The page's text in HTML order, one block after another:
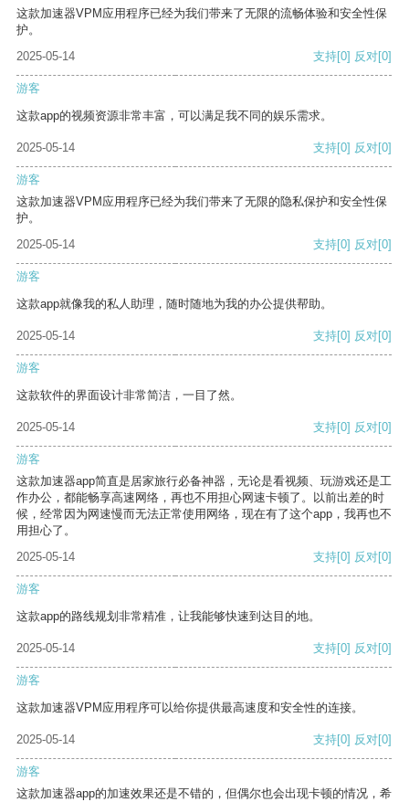
这款加速器VPM应用程序已经为我们带来了无限的流畅体验和安全性保
护。
2025-05-14
支持[0] 反对[0]
游客
这款app的视频资源非常丰富，可以满足我不同的娱乐需求。
2025-05-14 支持[0] 反对[0]
游客
这款加速器VPM应用程序已经为我们带来了无限的隐私保护和安全性保
护。
2025-05-14
支持[0] 反对[0]
游客
这款app就像我的私人助理，随时随地为我的办公提供帮助。
2025-05-14 支持[0] 反对[0]
游客
这款软件的界面设计非常简洁，一目了然。
2025-05-14 支持[0] 反对[0]
游客
这款加速器app简直是居家旅行必备神器，无论是看视频、玩游戏还是工
作办公，都能畅享高速网络，再也不用担心网速卡顿了。以前出差的时
候，经常因为网速慢而无法正常使用网络，现在有了这个app，我再也不
用担心了。
2025-05-14
支持[0] 反对[0]
游客
这款app的路线规划非常精准，让我能够快速到达目的地。
2025-05-14 支持[0] 反对[0]
游客
这款加速器VPM应用程序可以给你提供最高速度和安全性的连接。
2025-05-14 支持[0] 反对[0]
游客
这款加速器app的加速效果还是不错的，但偶尔也会出现卡顿的情况，希